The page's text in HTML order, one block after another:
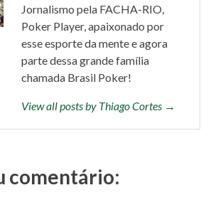
Jornalismo pela FACHA-RIO,
Poker Player, apaixonado por
esse esporte da mente e agora
parte dessa grande família
chamada Brasil Poker!
View all posts by Thiago Cortes →
comentário: